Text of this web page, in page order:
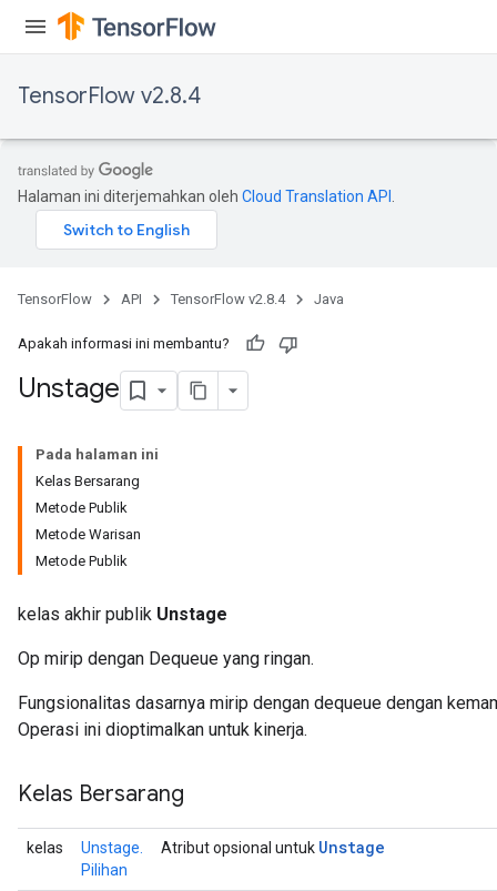
TensorFlow v2.8.4
Halaman ini diterjemahkan oleh Cloud Translation API
TensorFlow API TensorFlow v2.8.4 Java
Apakah informasi ini membantu?
Unstage
Pada halaman ini
Kelas Bersarang
Metode Publik
Metode Warisan
Metode Publik
kelas akhir publik Unstage
Op mirip dengan Dequeue yang ringan.
Fungsionalitas dasarnya mirip dengan dequeue dengan
Operasi ini dioptimalkan untuk kinerja.
Kelas Bersarang
kelas
Unstage.
Pilihan
Atribut opsional untuk Unstage